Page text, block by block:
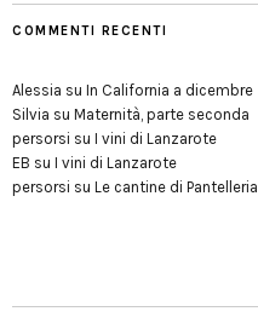
COMMENTI RECENTI
Alessia su In California a dicembre
Silvia su Maternità, parte seconda
persorsi su I vini di Lanzarote
EB su I vini di Lanzarote
persorsi su Le cantine di Pantelleria